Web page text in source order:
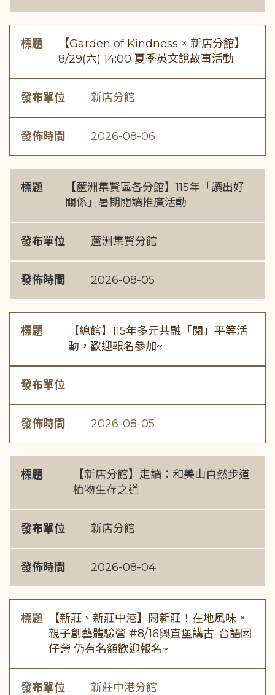
標題
【Garden of Kindness × 新店分館】
8/29(六) 14:00 夏季英文說故事活動
發布單位 新店分館
發佈時間 2026-08-06
標題
【蘆洲集賢區各分館】115年「讀出好
關係」暑期閱讀推廣活動
發布單位 蘆洲集賢分館
發佈時間 2026-08-05
標題
【總館】115年多元共融「閱」平等活
動，歡迎報名參加~
發布單位
發佈時間 2026-08-05
標題
【新店分館】走讀：和美山自然步道
植物生存之道
發布單位 新店分館
發佈時間 2026-08-04
標題
【新莊、新莊中港】鬧新莊！在地風味 ×
親子創藝體驗營 #8/16興直堡講古-台語囡
仔營 仍有名額歡迎報名~
發布單位 新莊中港分館